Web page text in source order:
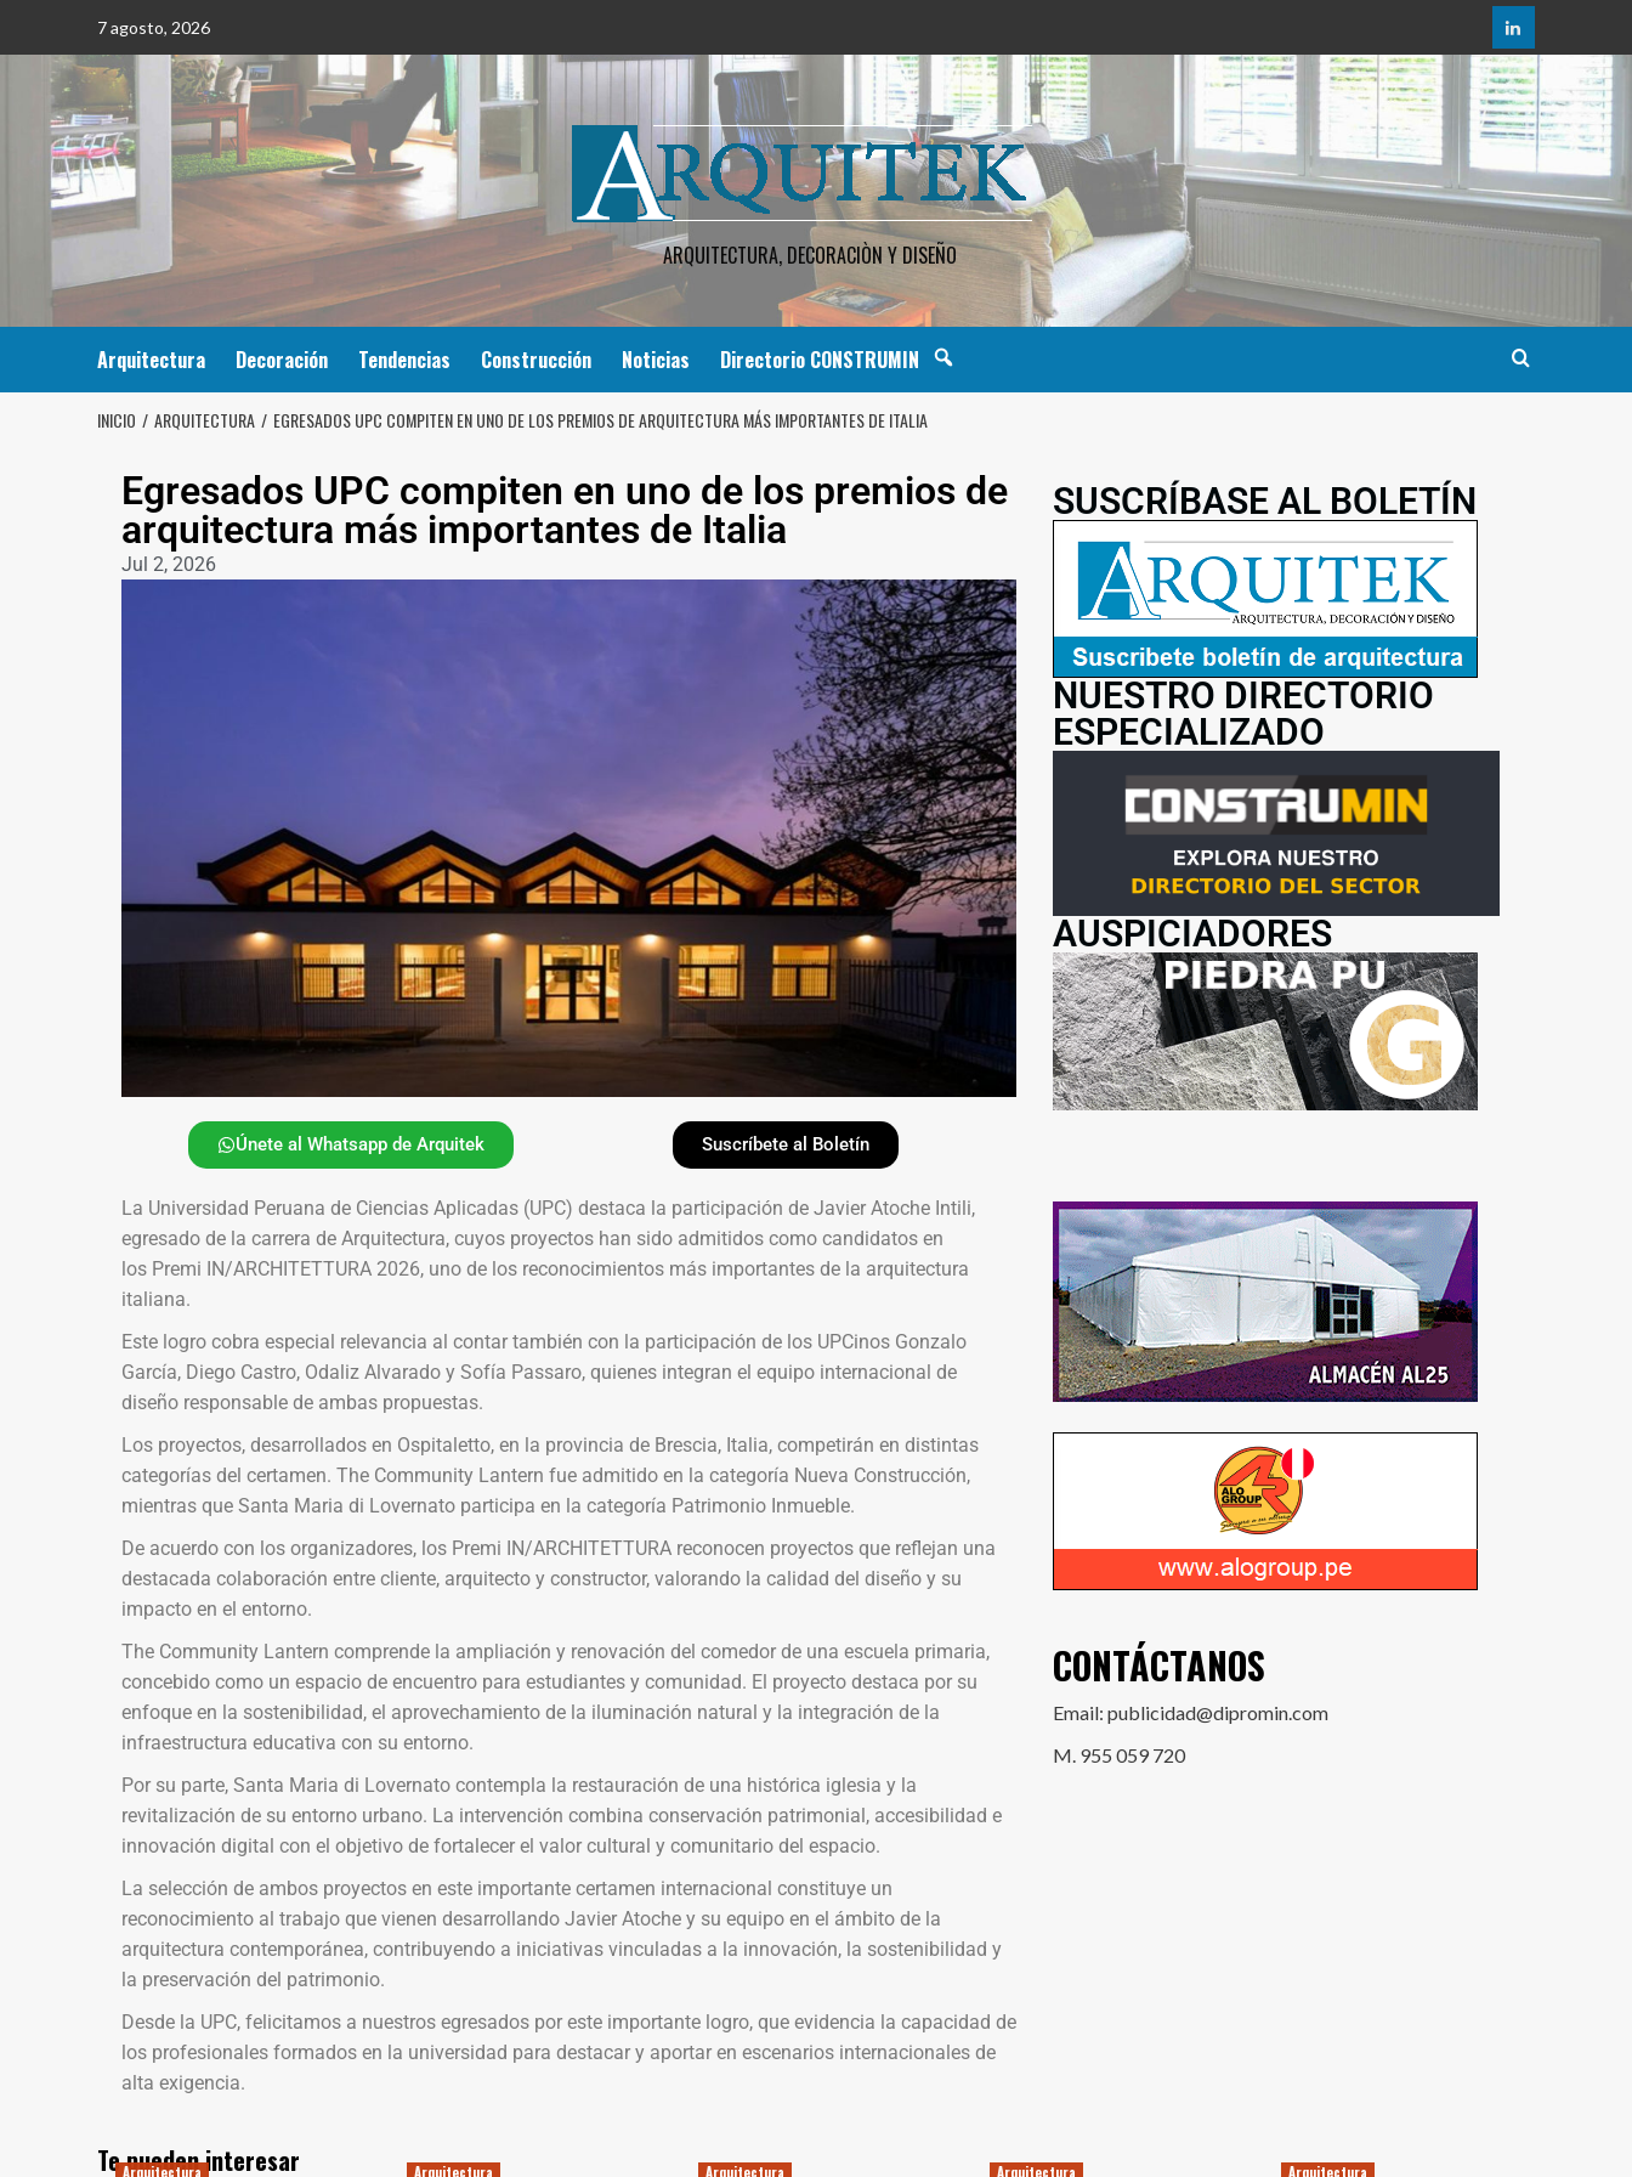
7 agosto, 2026
ARQUITECTURA, DECORACIÒN Y DISEÑO
Arquitectura Decoración Tendencias Construcción Noticias Directorio CONSTRUMIN
INICIO ARQUITECTURA EGRESADOS UPC COMPITEN EN UNO DE LOS PREMIOS DE ARQUITECTURA MÁS IMPORTANTES DE ITALIA
Egresados UPC compiten en uno de los premios de
arquitectura más importantes de Italia
Jul 2, 2026
Únete al Whatsapp de Arquitek Suscríbete al Boletín
La Universidad Peruana de Ciencias Aplicadas (UPC) destaca la participación de Javier Atoche Intili,
egresado de la carrera de Arquitectura, cuyos proyectos han sido admitidos como candidatos en
los Premi IN/ARCHITETTURA 2026, uno de los reconocimientos más importantes de la arquitectura
italiana.
Este logro cobra especial relevancia al contar también con la participación de los UPCinos Gonzalo
García, Diego Castro, Odaliz Alvarado y Sofía Passaro, quienes integran el equipo internacional de
diseño responsable de ambas propuestas.
Los proyectos, desarrollados en Ospitaletto, en la provincia de Brescia, Italia, competirán en distintas
categorías del certamen. The Community Lantern fue admitido en la categoría Nueva Construcción,
mientras que Santa Maria di Lovernato participa en la categoría Patrimonio Inmueble.
De acuerdo con los organizadores, los Premi IN/ARCHITETTURA reconocen proyectos que reflejan una
destacada colaboración entre cliente, arquitecto y constructor, valorando la calidad del diseño y su
impacto en el entorno.
The Community Lantern comprende la ampliación y renovación del comedor de una escuela primaria,
concebido como un espacio de encuentro para estudiantes y comunidad. El proyecto destaca por su
enfoque en la sostenibilidad, el aprovechamiento de la iluminación natural y la integración de la
infraestructura educativa con su entorno.
Por su parte, Santa Maria di Lovernato contempla la restauración de una histórica iglesia y la
revitalización de su entorno urbano. La intervención combina conservación patrimonial, accesibilidad e
innovación digital con el objetivo de fortalecer el valor cultural y comunitario del espacio.
La selección de ambos proyectos en este importante certamen internacional constituye un
reconocimiento al trabajo que vienen desarrollando Javier Atoche y su equipo en el ámbito de la
arquitectura contemporánea, contribuyendo a iniciativas vinculadas a la innovación, la sostenibilidad y
la preservación del patrimonio.
Desde la UPC, felicitamos a nuestros egresados por este importante logro, que evidencia la capacidad de
los profesionales formados en la universidad para destacar y aportar en escenarios internacionales de
alta exigencia.
SUSCRÍBASE AL BOLETÍN
NUESTRO DIRECTORIO
ESPECIALIZADO
AUSPICIADORES
CONTÁCTANOS
Email: publicidad@dipromin.com
M. 955 059 720
Te pueden interesar
Arquitectura Arquitectura Arquitectura Arquitectura Arquitectura